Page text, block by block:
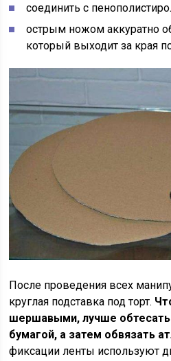
соединить с
острым ножом аккуратно
который выходит за края
После проведения всех
круглая подставка под торт.
шершавыми, лучше
бумагой, а затем обвязать
фиксации ленты используют